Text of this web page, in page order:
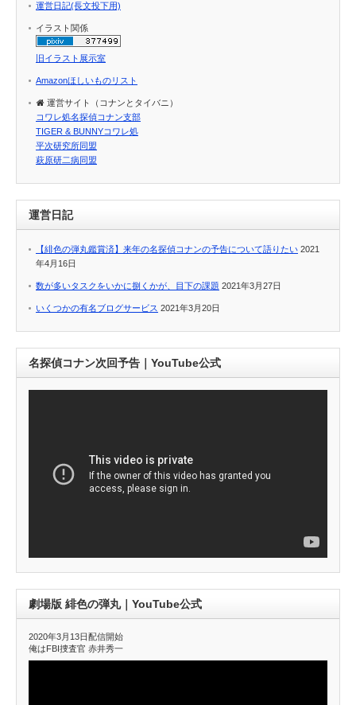
運営日記(長文投下用)
イラスト関係
旧イラスト展示室
Amazonほしいものリスト
運営サイト（コナンとタイバニ）
コワレ処名探偵コナン支部
TIGER & BUNNYコワレ処
平次研究所同盟
萩原研二病同盟
運営日記
【緋色の弾丸鑑賞済】来年の名探偵コナンの予告について語りたい 2021
年4月16日
数が多いタスクをいかに捌くかが、目下の課題 2021年3月27日
いくつかの有名ブログサービス 2021年3月20日
名探偵コナン次回予告｜YouTube公式
劇場版 緋色の弾丸｜YouTube公式
2020年3月13日配信開始
俺はFBI捜査官 赤井秀一